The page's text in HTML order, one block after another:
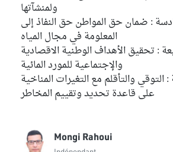
ولمنشآتها
: ضمان حق المواطن حق النفاذ إلى
المعلومة في مجال المياه
: تحقيق الأهداف الوطنية الاقصادية
والإجتماعية للمورد المائية
التوقي والتأقلم مع التغيرات المناخية
على قاعدة تحديد وتقييم المخاطر
Mongi Rahoui